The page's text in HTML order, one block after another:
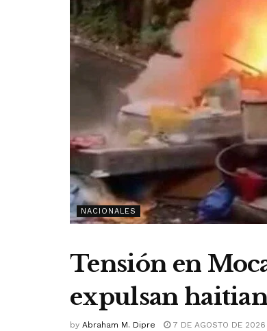
NACIONALES
Tensión en
expulsan
by Abraham M. Dipre 7 DE AGOSTO DE 2026